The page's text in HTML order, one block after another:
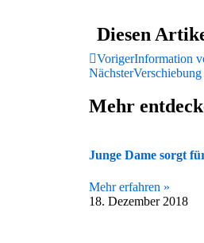
Diesen
VorigerInformation
Nächster
Mehr
Junge Dame sorgt
Mehr erfahren »
18. Dezember 2018